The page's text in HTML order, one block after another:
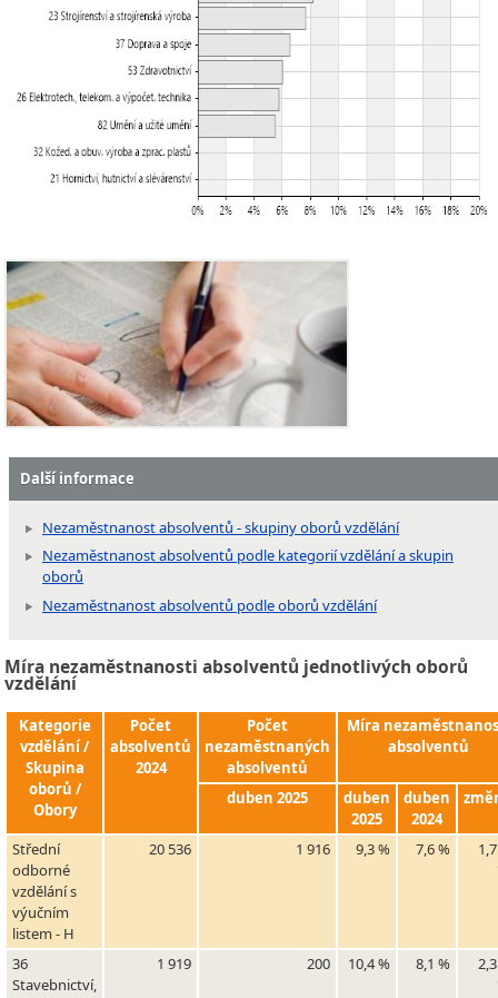
Další informace
Nezaměstnanost absolventů - skupiny oborů vzdělání
Nezaměstnanost absolventů podle kategorií vzdělání a skupin
oborů
Nezaměstnanost absolventů podle oborů vzdělání
Míra nezaměstnanosti absolventů jednotlivých oborů
vzdělání
Kategorie
vzdělání /
Skupina
oborů /
Obory
Počet
absolventů
2024
Počet
nezaměstnaných
absolventů
Míra
absolventů
duben 2025
duben
2025
duben
2024
Střední
odborné
vzdělání s
výučním
listem - H
20 536 1 916 9,3 % 7,6 %
36
Stavebnictví,
1 919 200 10,4 % 8,1 %